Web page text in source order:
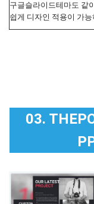
구글슬라이드테마도 같
쉽게 디자인 적용이 가능
03.